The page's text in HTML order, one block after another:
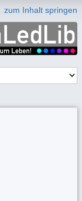
zum Inhalt springen